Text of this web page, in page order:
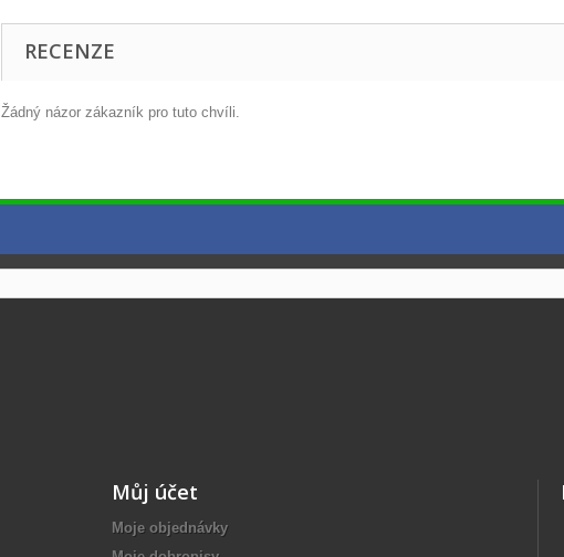
RECENZE
Žádný názor zákazník pro tuto chvíli.
Můj účet
Moje objednávky